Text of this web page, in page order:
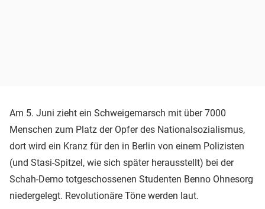
Am 5. Juni zieht ein Schweigemarsch mit über 7000
Menschen zum Platz der Opfer des Nationalsozialismus,
dort wird ein Kranz für den in Berlin von einem Polizisten
(und Stasi-Spitzel, wie sich später herausstellt) bei der
Schah-Demo totgeschossenen Studenten Benno Ohnesorg
niedergelegt. Revolutionäre Töne werden laut.